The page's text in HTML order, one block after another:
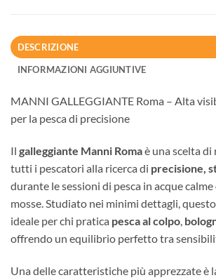
DESCRIZIONE
INFORMAZIONI AGGIUNTIVE
MANNI GALLEGGIANTE Roma – Alta
per la pesca di precisione
Il galleggiante Manni Romaè una scelta
tutti i pescatori alla ricerca di precisione,
durante le sessioni di pesca in acque
mosse. Studiato nei minimi dettagli,
ideale per chi pratica pesca al colpo,
offrendo un equilibrio perfetto tra
Una delle caratteristiche più apprezzate è